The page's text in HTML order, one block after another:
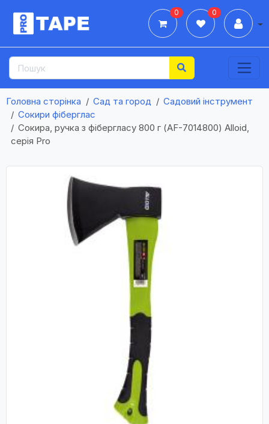
0 0
Головна сторінка Сад та город
Садовий інструмент
Сокири фіберглас
Сокира, ручка з фібергласу 800 г (AF-7014800) Alloid,
серія Pro